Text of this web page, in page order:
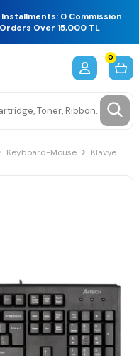
0 Commission
Over 15,000 TL
0
Keyboard-Mouse
Klavye